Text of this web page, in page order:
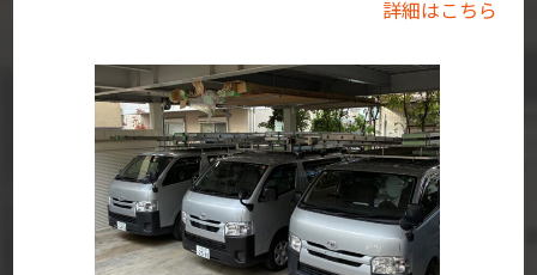
詳細はこちら